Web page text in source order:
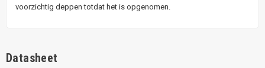
voorzichtig deppen totdat het is opgenomen.
Datasheet